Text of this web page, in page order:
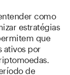
como
estratégias
que
ativos por
de